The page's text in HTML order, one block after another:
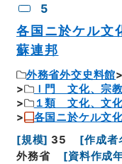
5
各国ニ於ケル文
蘇連邦
外務省外交史料館
Ｉ門 文化、宗教
１類 文化、文
各国ニ於ケル文
[規模] 35 [作成者
外務省
[資料作成